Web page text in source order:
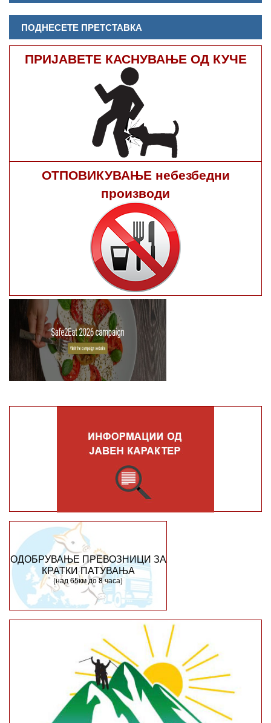
ПОДНЕСЕТЕ ПРЕТСТАВКА
ПРИЈАВЕТЕ КАСНУВАЊЕ ОД КУЧЕ
ОТПОВИКУВАЊЕ небезбедни
производи
ОДОБРУВАЊЕ ПРЕВОЗНИЦИ ЗА
КРАТКИ ПАТУВАЊА
(над 65км до 8 часа)